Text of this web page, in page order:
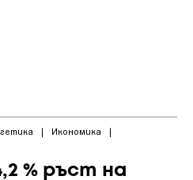
| Икономика |
% ръст на